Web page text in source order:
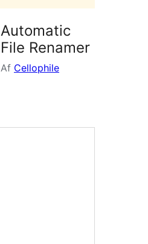
Automatic
File Renamer
Af Cellophile